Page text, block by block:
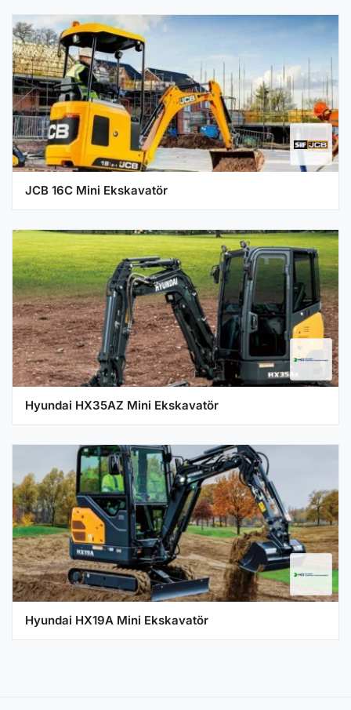
JCB 16C Mini Ekskavatör
Hyundai HX35AZ Mini Ekskavatör
Hyundai HX19A Mini Ekskavatör